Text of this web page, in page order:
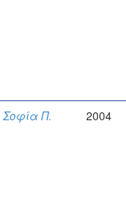
Π. 2004